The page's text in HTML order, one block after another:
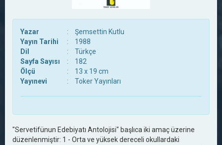
Yazar :
Şemsettin Kutlu
Yayın Tarihi
:
1988
Dil
:
Türkçe
Sayfa Sayısı
:
182
Ölçü
:
13 x 19 cm
Yayınevi
: Toker Yayınları
"Servetifünun Edebiyatı Antolojisi" başlıca iki amaç üzerine
düzenlenmiştir: 1 - Orta ve yüksek dereceli okullardaki